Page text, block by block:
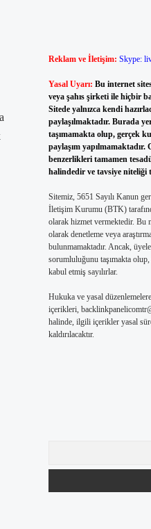
Reklam ve İletişim: Skype:
Yasal Uyarı: Bu internet
veya şahıs şirketi ile hiçbir
Sitede yalnızca kendi
paylaşılmaktadır. Burada
taşımamakta olup, gerçek
paylaşım
benzerlikleri tamamen
halindedir ve tavsiye niteliği
Sitemiz, 5651 Sayılı Kanun
İletişim Kurumu (BTK)
olarak hizmet vermektedir. Bu
olarak denetleme veya
bulunmamaktadır. Ancak,
sorumluluğunu taşımakta
kabul etmiş sayılırlar.
Hukuka ve yasal
içerikleri,
halinde, ilgili içerikler yasal
kaldırılacaktır.